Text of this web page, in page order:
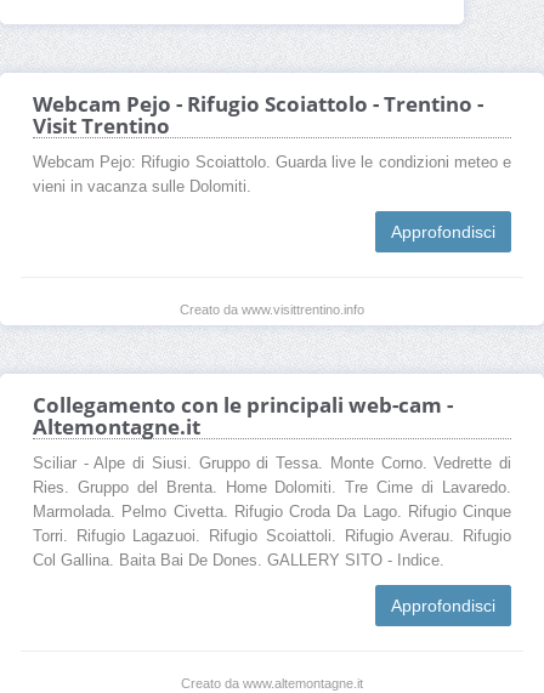
Webcam Pejo - Rifugio Scoiattolo - Trentino -
Visit Trentino
Webcam Pejo: Rifugio Scoiattolo. Guarda live le condizioni meteo e
vieni in vacanza sulle Dolomiti.
Approfondisci
Creato da www.visittrentino.info
Collegamento con le principali web-cam -
Altemontagne.it
Sciliar - Alpe di Siusi. Gruppo di Tessa. Monte Corno. Vedrette di
Ries. Gruppo del Brenta. Home Dolomiti. Tre Cime di Lavaredo.
Marmolada. Pelmo Civetta. Rifugio Croda Da Lago. Rifugio Cinque
Torri. Rifugio Lagazuoi. Rifugio Scoiattoli. Rifugio Averau. Rifugio
Col Gallina. Baita Bai De Dones. GALLERY SITO - Indice.
Approfondisci
Creato da www.altemontagne.it